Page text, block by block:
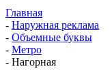
Главная
- Наружная реклама
- Объемные буквы
- Метро
- Нагорная